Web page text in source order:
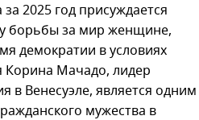
2025 год присуждается
борьбы за мир женщине,
демократии в условиях
Мачадо, лидер
в Венесуэле, является одним
мужества в